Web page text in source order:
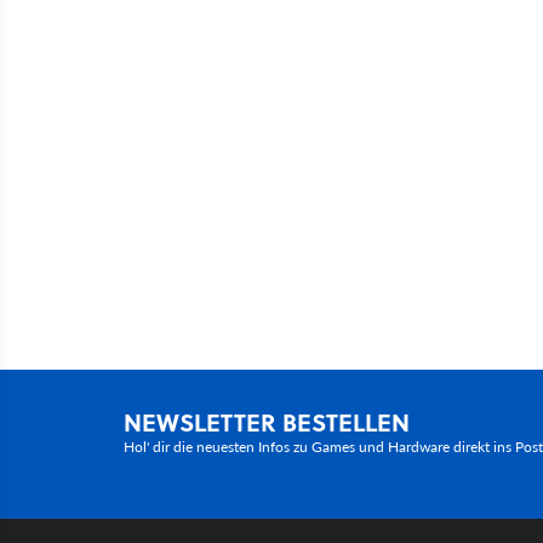
NEWSLETTER BESTELLEN
Hol' dir die neuesten Infos zu Games und Hardware direkt ins